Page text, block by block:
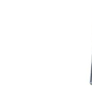
Rohren des
eingelegt, in
220 x 500
Ruhezustand
Gitterrost